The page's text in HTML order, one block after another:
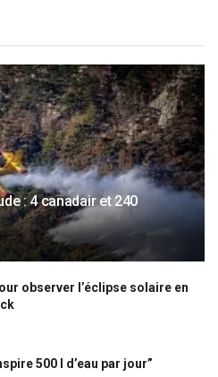
: 4 canadair et 240
observer l’éclipse solaire en
500 l d’eau par jour”